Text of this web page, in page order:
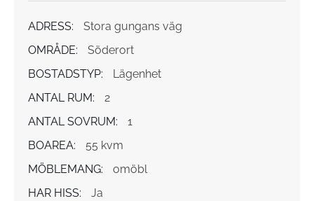
ADRESS:
Stora gungans väg
OMRÅDE:
Söderort
BOSTADSTYP:
Lägenhet
ANTAL RUM:
2
ANTAL SOVRUM:
1
BOAREA:
55 kvm
MÖBLEMANG:
omöbl
HAR HISS:
Ja